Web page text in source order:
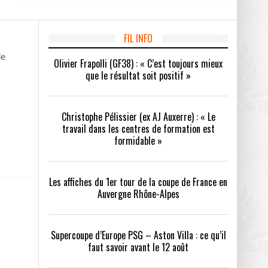
- 24/07/2026
- 21/07/2026
a tenu toutes ses promesses - 04/07/2026
QUI SONT LES CLUBS DE DISTRICT EXEMPTS
DU 1ER TOUR DE LA COUPE DE FRANCE EN
LAURA FOOT
FIL INFO
Olivier Frapolli (GF38) : « C’est toujours mieux
que le résultat soit positif »
Christophe Pélissier (ex AJ Auxerre) : « Le
travail dans les centres de formation est
formidable »
Les affiches du 1er tour de la coupe de France en
Auvergne Rhône-Alpes
Supercoupe d’Europe PSG – Aston Villa : ce qu’il
faut savoir avant le 12 août